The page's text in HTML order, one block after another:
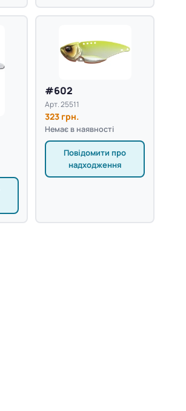
#602
Арт. 25511
323 грн.
Немає в наявності
Повідомити про
надходження